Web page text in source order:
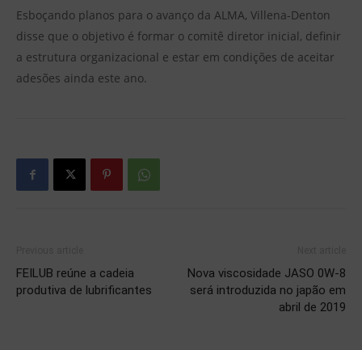
Esboçando planos para o avanço da ALMA, Villena-Denton
disse que o objetivo é formar o comitê diretor inicial, definir
a estrutura organizacional e estar em condições de aceitar
adesões ainda este ano.
FEILUB reúne a cadeia
produtiva de lubrificantes
Nova viscosidade JASO 0W-8
será introduzida no japão em
abril de 2019